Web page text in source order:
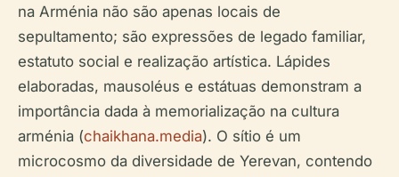
na Arménia não são apenas locais de
sepultamento; são expressões de legado familiar,
estatuto social e realização artística. Lápides
elaboradas, mausoléus e estátuas demonstram a
importância dada à memorialização na cultura
arménia (chaikhana.media). O sítio é um
microcosmo da diversidade de Yerevan, contendo